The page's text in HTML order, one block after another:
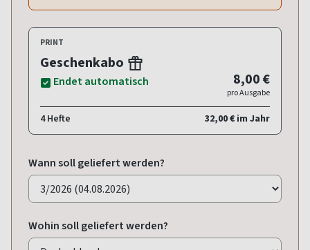
PRINT
Geschenkabo
Endet automatisch 8,00 €
pro Ausgabe
4 Hefte 32,00 € im Jahr
Wann soll geliefert werden?
Wohin soll geliefert werden?